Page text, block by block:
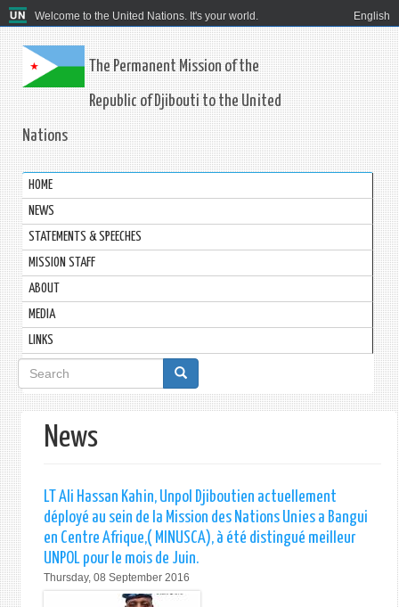
Welcome to the United Nations. It's your world. English
The Permanent Mission of the
Republic of Djibouti to the United
Nations
HOME
NEWS
STATEMENTS & SPEECHES
MISSION STAFF
ABOUT
MEDIA
LINKS
Search
form
News
LT Ali Hassan Kahin, Unpol Djiboutien actuellement
déployé au sein de la Mission des Nations Unies a Bangui
en Centre Afrique,( MINUSCA), à été distingué meilleur
UNPOL pour le mois de Juin.
Thursday, 08 September 2016